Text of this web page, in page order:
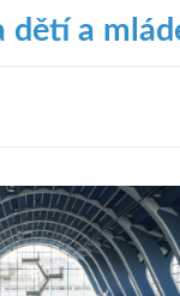
dětí a